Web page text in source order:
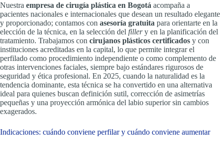
Nuestra empresa de cirugía plástica en Bogotá acompaña a
pacientes nacionales e internacionales que desean un resultado elegante
y proporcionado; contamos con asesoría gratuita para orientarte en la
elección de la técnica, en la selección del fillery en la planificación del
tratamiento. Trabajamos con cirujanos plásticos certificados y con
instituciones acreditadas en la capital, lo que permite integrar el
perfilado como procedimiento independiente o como complemento de
otras intervenciones faciales, siempre bajo estándares rigurosos de
seguridad y ética profesional. En 2025, cuando la naturalidad es la
tendencia dominante, esta técnica se ha convertido en una alternativa
ideal para quienes buscan definición sutil, corrección de asimetrías
pequeñas y una proyección armónica del labio superior sin cambios
exagerados.
Indicaciones: cuándo conviene perfilar y cuándo conviene aumentar